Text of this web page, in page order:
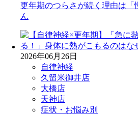
更年期のつらさが続く理由は「
ん
2026年06月26日
自律神経
久留米御井店
大橋店
天神店
症状・お悩み別